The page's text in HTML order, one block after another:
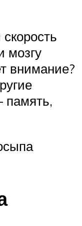
мозгу
внимание?
память,